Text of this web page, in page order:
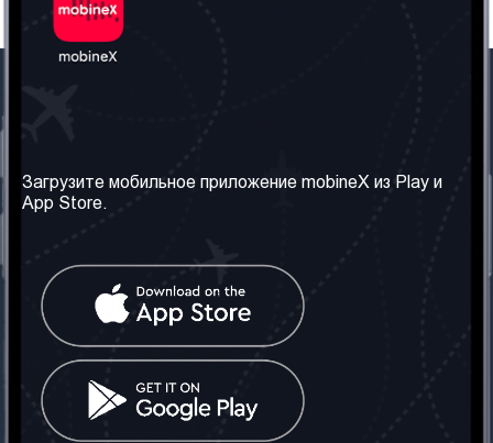
Наши сервисы
Правила и Условия
Часто задаваемые
вопросы
Контакт
Грузия: Тбилиси
Телефон: +442030340050
Социальные сети
Загрузите мобильное приложение mobineX из Play и
App Store.